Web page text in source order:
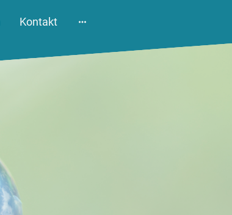
Kontakt